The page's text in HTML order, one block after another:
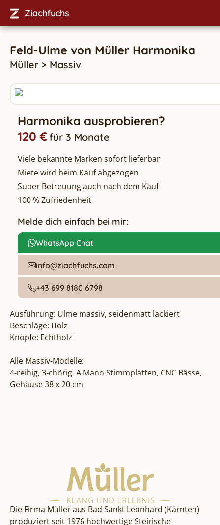
Ziachfuchs
Feld-Ulme von Müller Harmonika
Müller > Massiv
Harmonika ausprobieren?
120 €für 3 Monate
Viele bekannte Marken sofort lieferbar
Miete wird beim Kauf abgezogen
Super Betreuung auch nach dem Kauf
100 % Zufriedenheit
Melde dich einfach bei mir:
WhatsApp Chat
info@ziachfuchs.com
+43 699 8180 6798
Ausführung: Ulme massiv, seidenmatt lackiert
Beschläge: Holz
Knöpfe: Echtholz
Alle Massiv-Modelle:
4-reihig, 3-chörig, A Mano Stimmplatten, CNC Bässe,
Gehäuse 38 x 20 cm
Die Firma Müller aus Bad Sankt Leonhard (Kärnten)
produziert seit 1976 hochwertige Steirische